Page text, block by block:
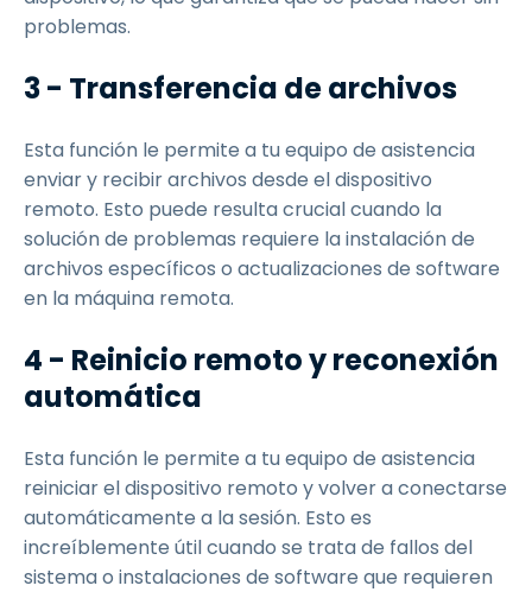
problemas.
3 - Transferencia de archivos
Esta función le permite a tu equipo de asistencia
enviar y recibir archivos desde el dispositivo
remoto. Esto puede resulta crucial cuando la
solución de problemas requiere la instalación de
archivos específicos o actualizaciones de software
en la máquina remota.
4 - Reinicio remoto y reconexión
automática
Esta función le permite a tu equipo de asistencia
reiniciar el dispositivo remoto y volver a conectarse
automáticamente a la sesión. Esto es
increíblemente útil cuando se trata de fallos del
sistema o instalaciones de software que requieren